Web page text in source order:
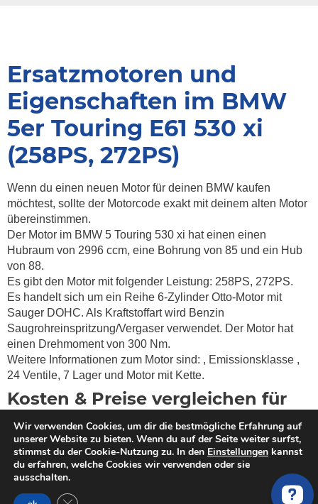
Ersatzmotoren und
Eigenschaften im BMW
5er Touring E61 530 xi
(258PS, 272PS)
Wenn du einen neuen Motor für deinen BMW kaufen
möchtest, sollte der Motorcode exakt mit deinem alten Motor
übereinstimmen.
Der Motor im BMW 5 Touring 530 xi hat einen einen
Hubraum von 2996 ccm, eine Bohrung von 85 und ein Hub
von 88.
Es gibt den Motor mit folgender Leistung: 258PS, 272PS.
Es handelt sich um ein Reihe 6-Zylinder Otto-Motor mit
Sauger DOHC. Als Kraftstoffart wird Benzin
Saugrohreinspritzung/Vergaser verwendet. Der Motor hat
einen Drehmoment von 300 Nm.
Weitere Informationen zum Motor sind: , Emissionsklasse ,
24 Ventile, 7 Lager und Motor mit Kette.
Kosten & Preise vergleichen für
gebrauchte, überholte und neue
Austauschmotoren für ein BMW 5
Touring 530 xi
Du willst einen Motor kaufen? MotorschadenVergleich hilft
Wir verwenden Cookies, um dir die bestmögliche Erfahrung auf
unserer Website zu bieten. Wenn du auf der Seite weiter surfst,
stimmst du der Cookie-Nutzung zu. In den Einstellungen kannst
du erfahren, welche Cookies wir verwenden oder sie
ausschalten.
GDPR Cookie-Banner schließen